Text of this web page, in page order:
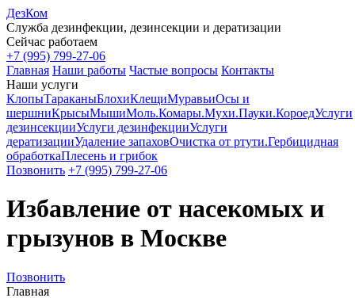
ДезКом
Служба дезинфекции, дезинсекции и дератизации
Сейчас работаем
+7 (995) 799-27-06
Главная Наши работы Частые вопросы Контакты
Наши услуги
КлопыТараканыБлохиКлещиМуравьиОсы и
шершниКрысыМышиМоль.Комары.Мухи.Пауки.КороедУслуги
дезинсекцииУслуги дезинфекцииУслуги
дератизацииУдаление запаховОчистка от ртути.Гербицидная
обработкаПлесень и грибок
Позвонить +7 (995) 799-27-06
Избавление от насекомых и
грызунов в Москве
Позвонить
Главная